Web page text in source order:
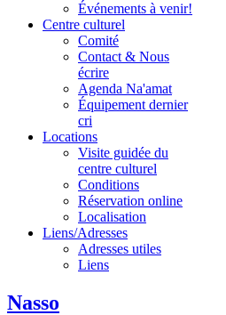
Événements à venir!
Centre culturel
Comité
Contact & Nous
écrire
Agenda Na'amat
Équipement dernier
cri
Locations
Visite guidée du
centre culturel
Conditions
Réservation online
Localisation
Liens/Adresses
Adresses utiles
Liens
Nasso